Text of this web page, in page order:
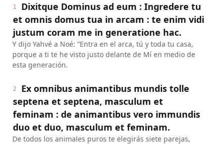
1
Dixitque Dominus ad eum : Ingredere tu
et omnis domus tua in arcam : te enim vidi
justum coram me in generatione hac.
Y dijo Yahvé a Noé: “Entra en el arca, tú y toda tu casa,
porque a ti te he visto justo delante de Mí en medio de
esta generación.
2
Ex omnibus animantibus mundis tolle
septena et septena, masculum et
feminam : de animantibus vero immundis
duo et duo, masculum et feminam.
De todos los animales puros te elegirás siete parejas,